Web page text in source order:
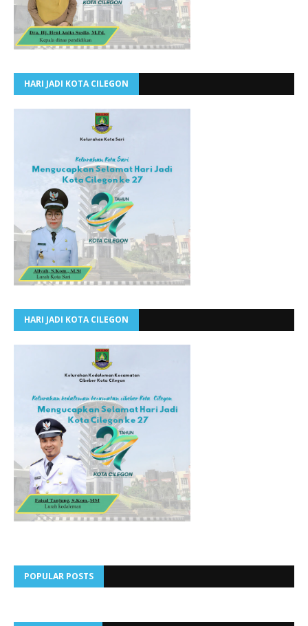
HARI JADI KOTA CILEGON
HARI JADI KOTA CILEGON
POPULAR POSTS